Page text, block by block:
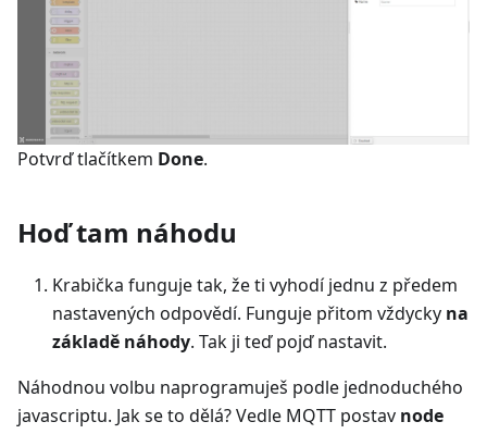
Potvrď tlačítkem Done.
Hoď tam náhodu
Krabička funguje tak, že ti vyhodí jednu z předem
nastavených odpovědí. Funguje přitom vždycky na
základě náhody. Tak ji teď pojď nastavit.
Náhodnou volbu naprogramuješ podle jednoduchého
javascriptu. Jak se to dělá? Vedle MQTT postav node